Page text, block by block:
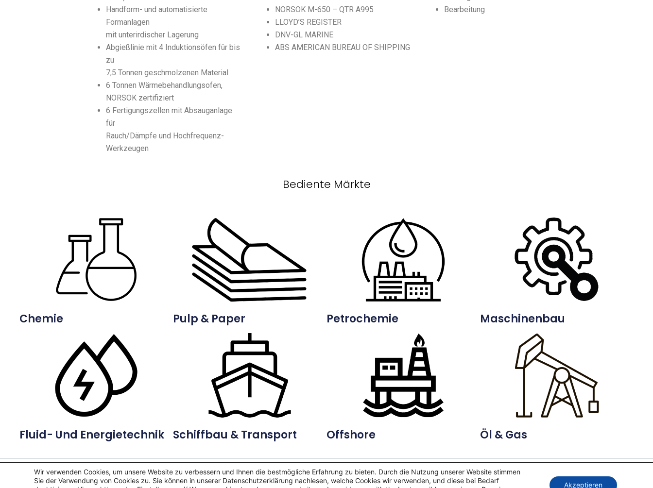
Handform- und automatisierte
Formanlagen
mit unterirdischer Lagerung
Abgießlinie mit 4 Induktionsöfen für bis
zu
7,5 Tonnen geschmolzenen Material
6 Tonnen Wärmebehandlungsofen,
NORSOK zertifiziert
6 Fertigungszellen mit Absauganlage
für
Rauch/Dämpfe und Hochfrequenz-
Werkzeugen
NORSOK M-650 – QTR A995
LLOYD’S REGISTER
DNV-GL MARINE
ABS AMERICAN BUREAU OF SHIPPING
Bearbeitung
Bediente Märkte
Chemie
Fluid- Und Energietechnik
Pulp & Paper
Schiffbau & Transport
Petrochemie
Offshore
Maschinenbau
Öl & Gas
Copyright © 2026 RDK Industrievertretungen | Präsentiert vonAstra-WordPress-Theme
Wir verwenden Cookies, um unsere Website zu verbessern und Ihnen die bestmögliche Erfahrung zu bieten. Durch die Nutzung unserer Website stimmen
Sie der Verwendung von Cookies zu. Sie können in unserer Datenschutzerklärung nachlesen, welche Cookies wir verwenden, und diese bei Bedarf
Akzeptieren